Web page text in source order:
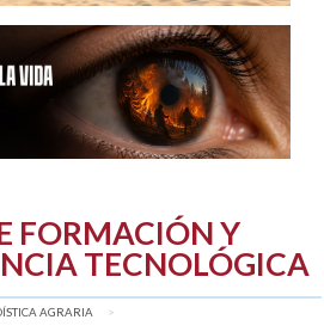
FORMACIÓN Y
TECNOLÓGICA
AGRARIA